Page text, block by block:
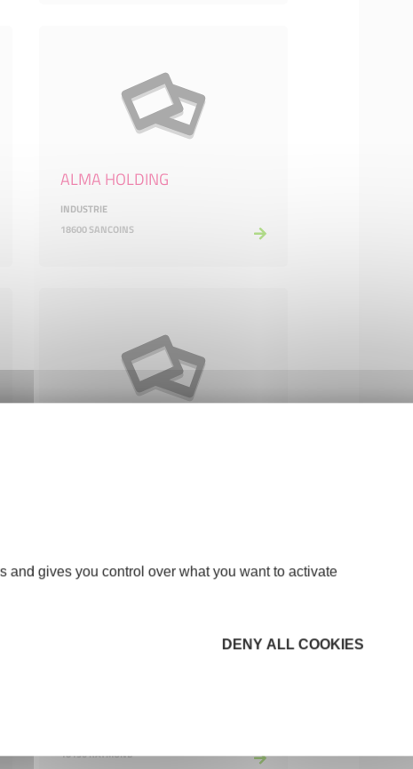
ALMA HOLDING
INDUSTRIE
18600 SANCOINS
18130 RAYMOND
and gives you control over what you want to activate
DENY ALL COOKIES